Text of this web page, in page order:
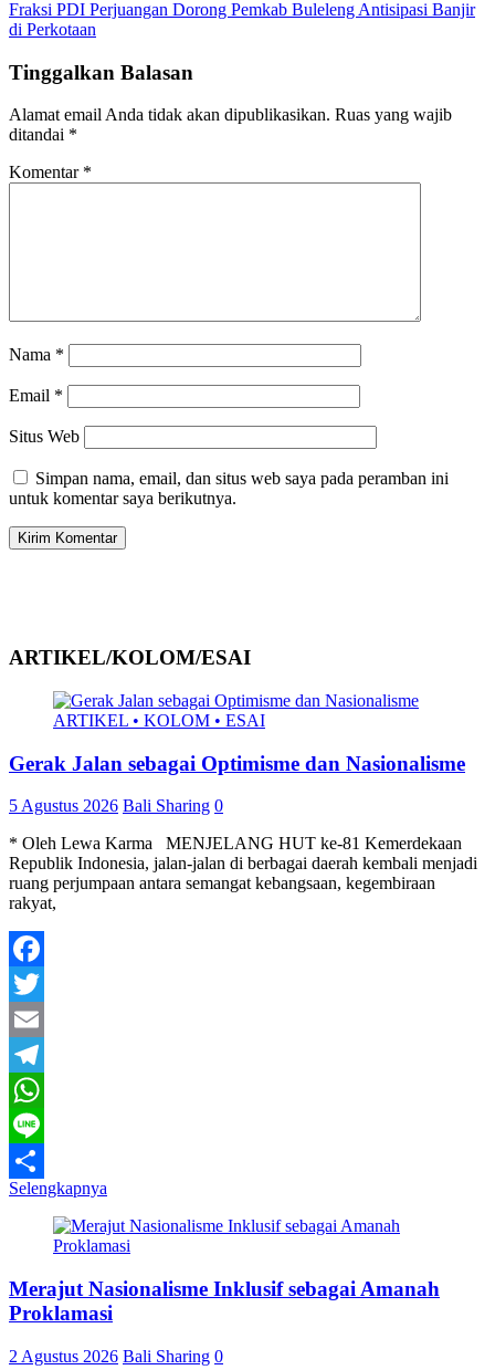
Fraksi PDI Perjuangan Dorong Pemkab Buleleng Antisipasi Banjir
di Perkotaan
Tinggalkan Balasan
Alamat email Anda tidak akan dipublikasikan. Ruas yang wajib
ditandai *
Komentar *
Nama *
Email *
Situs Web
Simpan nama, email, dan situs web saya pada peramban ini
untuk komentar saya berikutnya.
ARTIKEL/KOLOM/ESAI
ARTIKEL • KOLOM • ESAI
Gerak Jalan sebagai Optimisme dan Nasionalisme
5 Agustus 2026 Bali Sharing 0
* Oleh Lewa Karma MENJELANG HUT ke-81 Kemerdekaan
Republik Indonesia, jalan-jalan di berbagai daerah kembali menjadi
ruang perjumpaan antara semangat kebangsaan, kegembiraan
rakyat,
Facebook
Twitter
Email
Telegram
WhatsApp
Line
Share
Selengkapnya
Merajut Nasionalisme Inklusif sebagai Amanah
Proklamasi
2 Agustus 2026 Bali Sharing 0